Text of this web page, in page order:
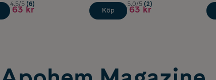
4.5/5 (6)
63 kr Köp
5.0/5 (2)
63 kr